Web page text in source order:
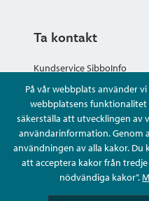
På vår webbplats använder
webbplatsens
säkerställa att utvecklingen av
användarinformation. Genom
användningen av alla kakor. Du
att acceptera kakor från
nödvändiga kakor”.
Ta kontakt
Kundservice SibboInfo
Ge anonym respons
Ställ en fråga eller sköta
Kontaktuppgifter